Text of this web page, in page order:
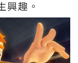
興趣。